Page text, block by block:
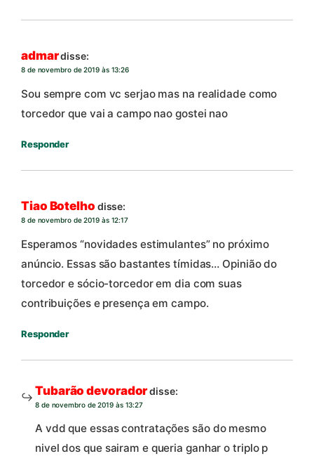
admardisse:
8 de novembro de 2019 às 13:26
Sou sempre com vc serjao mas na realidade como
torcedor que vai a campo nao gostei nao
Responder
Tiao Botelho disse:
8 de novembro de 2019 às 12:17
Esperamos “novidades estimulantes” no próximo
anúncio. Essas são bastantes tímidas… Opinião do
torcedor e sócio-torcedor em dia com suas
contribuições e presença em campo.
Responder
Tubarão devoradordisse:
8 de novembro de 2019 às 13:27
A vdd que essas contratações são do mesmo
nivel dos que sairam e queria ganhar o triplo p